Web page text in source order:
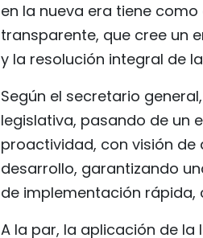
en la nueva era tiene
transparente, que cree un
y la resolución integral de
Según el secretario
legislativa, pasando de un
proactividad, con visión de
desarrollo, garantizando
de implementación rápida,
A la par, la aplicación de